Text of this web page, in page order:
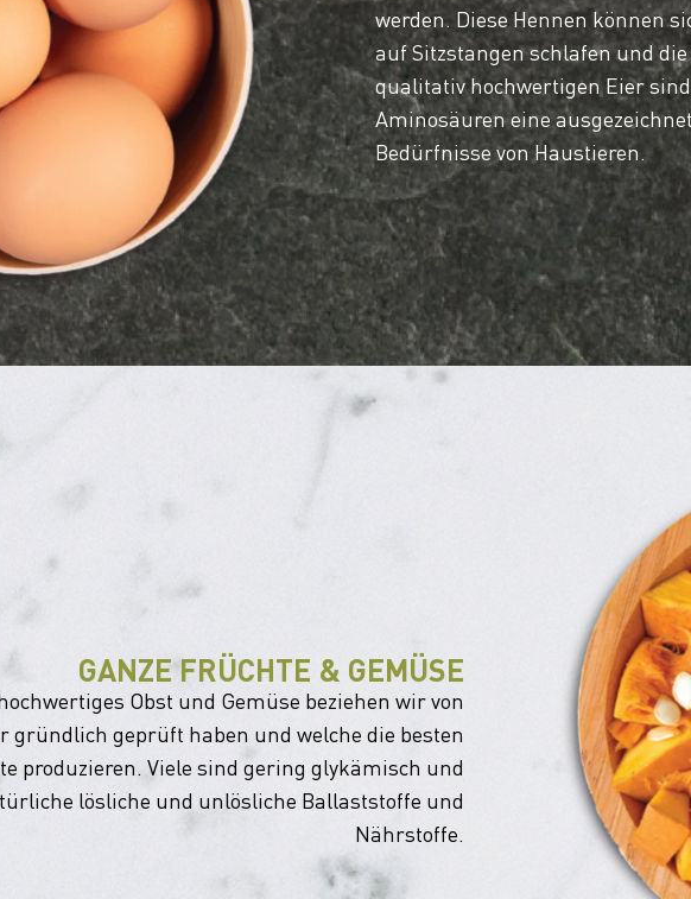
werden. Diese Hennen können
auf Sitzstangen schlafen und
qualitativ hochwertigen Eier
Aminosäuren eine
Bedürfnisse von Haustieren.
GANZE FRÜCHTE & GEMÜSE
Obst und Gemüse beziehen wir von
gründlich geprüft haben und welche die besten
produzieren. Viele sind gering glykämisch und
lösliche und unlösliche Ballaststoffe und
Nährstoffe.